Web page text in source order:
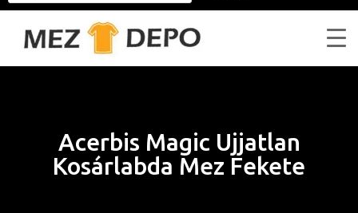
Acerbis Magic Ujjatlan
Kosárlabda Mez Fekete